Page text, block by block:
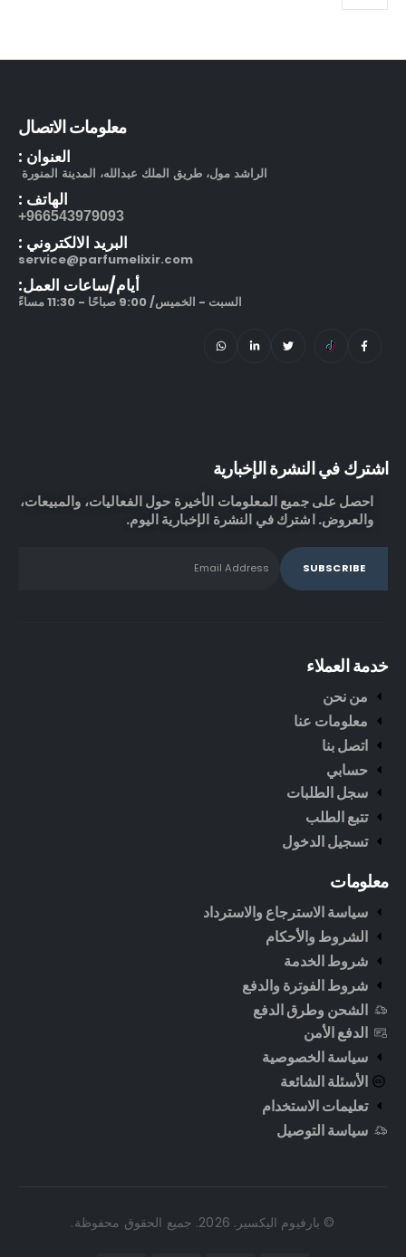
مرطب مويستر سردج مع حماية من الشمس SPF 25
–
معلومات الاتصال
العنوان :
الراشد مول، طريق الملك عبدالله، المدينة المنورة
الهاتف :
966543979093+
البريد الالكتروني :
service@parfumelixir.com
أيام/ساعات العمل:
السبت - الخميس/ 9:00 صباحًا - 11:30 مساءً
اشترك في النشرة الإخبارية
احصل على جميع المعلومات الأخيرة حول الفعاليات، والمبيعات،
والعروض. اشترك في النشرة الإخبارية اليوم.
خدمة العملاء
من نحن
معلومات عنا
اتصل بنا
حسابي
سجل الطلبات
تتبع الطلب
تسجيل الدخول
معلومات
سياسة الاسترجاع والاسترداد
الشروط والأحكام
شروط الخدمة
شروط الفوترة والدفع
الشحن وطرق الدفع
الدفع الأمن
سياسة الخصوصية
الأسئلة الشائعة
تعليمات الاستخدام
سياسة التوصيل
© بارفيوم اليكسير. 2026. جميع الحقوق محفوظة.